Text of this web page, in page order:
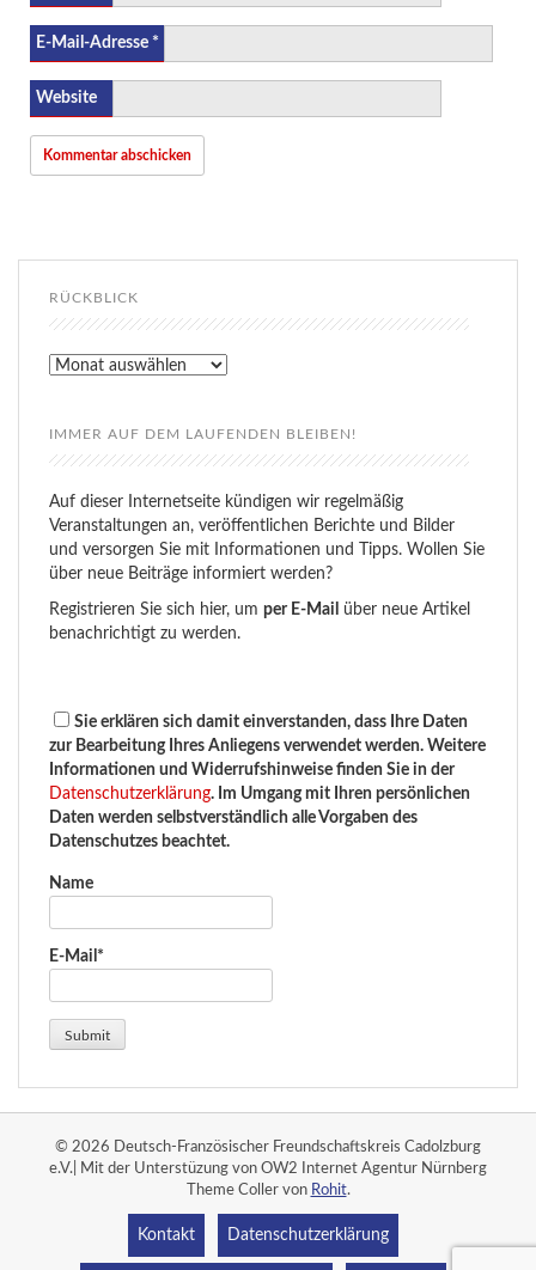
E-Mail-Adresse *
Website
RÜCKBLICK
Rückblick
IMMER AUF DEM LAUFENDEN BLEIBEN!
Auf dieser Internetseite kündigen wir regelmäßig
Veranstaltungen an, veröffentlichen Berichte und Bilder
und versorgen Sie mit Informationen und Tipps. Wollen Sie
über neue Beiträge informiert werden?
Registrieren Sie sich hier, um per E-Mail
über neue Artikel
benachrichtigt zu werden.
Sie erklären sich damit einverstanden, dass Ihre Daten
zur Bearbeitung Ihres Anliegens verwendet werden. Weitere
Informationen und Widerrufshinweise finden Sie in der
Datenschutzerklärung. Im Umgang mit Ihren persönlichen
Daten werden selbstverständlich alle Vorgaben des
Datenschutzes beachtet.
Name
E-Mail*
© 2026 Deutsch-Französischer Freundschaftskreis Cadolzburg
e.V.| Mit der Unterstüzung von OW2 Internet Agentur Nürnberg
Theme Coller von Rohit.
Kontakt Datenschutzerklärung